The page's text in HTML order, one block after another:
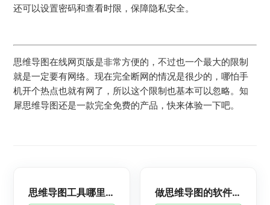
还可以设置密码和查看时限，保障隐私安全。
思维导图在线网页版是非常方便的，不过也一个最大的限制
就是一定要有网络。现在完全断网的情况是很少的，哪怕手
机开个热点也就有网了，所以这个限制也基本可以忽略。知
犀思维导图还是一款完全免费的产品，快来体验一下吧。
思维导图工具哪里有下载？ 做思维导图的软件有哪些？一款免费思维导图推荐